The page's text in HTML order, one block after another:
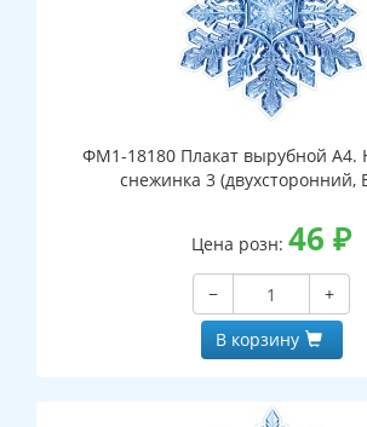
ФМ1-18180 Плакат вырубной А4.
снежинка 3 (двухсторонний,
Цена розн: 46 ₽
−
+
В корзину